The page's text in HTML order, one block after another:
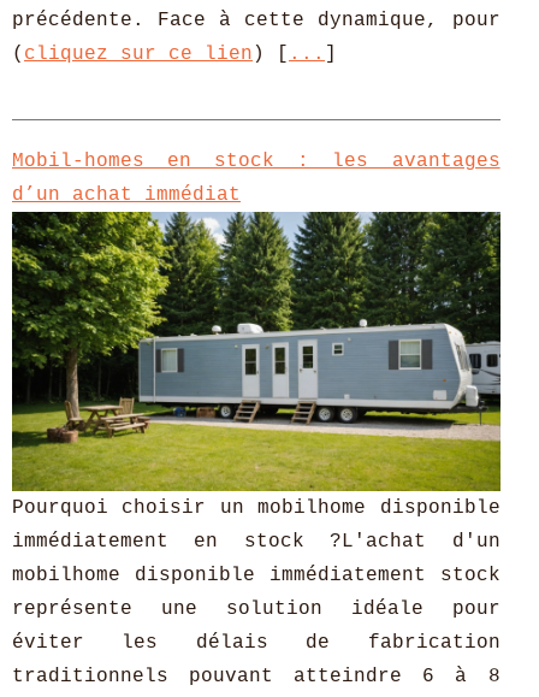
précédente. Face à cette dynamique, pour
( cliquez sur ce lien ) [ ...
Mobil-homes en stock : les avantages
d’un achat immédiat
Pourquoi choisir un mobilhome disponible
immédiatement en stock ?L'achat d'un
mobilhome disponible immédiatement stock
représente une solution idéale pour
éviter les délais de fabrication
traditionnels pouvant atteindre 6 à 8